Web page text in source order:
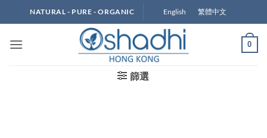
to
NATURAL - PURE - ORGANIC English 繁體中文
0
篩選